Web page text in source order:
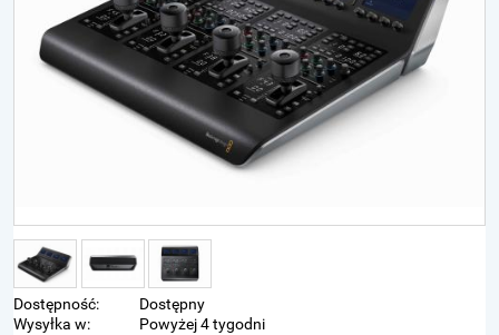
Dostępność:
Dostępny
Wysyłka w:
Powyżej 4 tygodni